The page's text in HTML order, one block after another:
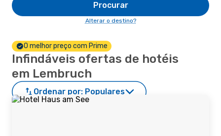
Procurar
Alterar o destino?
O melhor preço com Prime
Infindáveis ofertas de hotéis
em Lembruch
Ordenar por: Populares